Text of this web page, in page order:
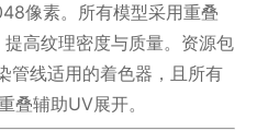
像素。所有模型采用重叠
高纹理密度与质量。资源包
管线适用的着色器，且所有
叠辅助UV展开。